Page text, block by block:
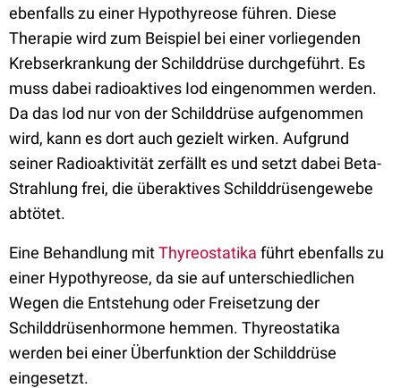
ebenfalls zu einer Hypothyreose führen. Diese
Therapie wird zum Beispiel bei einer vorliegenden
Krebserkrankung der Schilddrüse durchgeführt. Es
muss dabei radioaktives Iod eingenommen werden.
Da das Iod nur von der Schilddrüse aufgenommen
wird, kann es dort auch gezielt wirken. Aufgrund
seiner Radioaktivität zerfällt es und setzt dabei Beta-
Strahlung frei, die überaktives Schilddrüsengewebe
abtötet.
Eine Behandlung mitThyreostatika führt ebenfalls zu
einer Hypothyreose, da sie auf unterschiedlichen
Wegen die Entstehung oder Freisetzung der
Schilddrüsenhormone hemmen. Thyreostatika
werden bei einer Überfunktion der Schilddrüse
eingesetzt.